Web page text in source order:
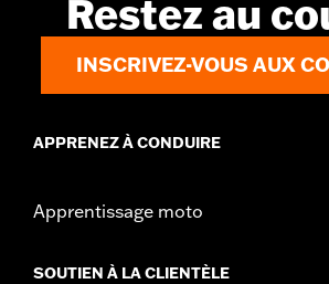
Restez au
INSCRIVEZ-VOUS AUX
APPRENEZ À CONDUIRE
Apprentissage moto
SOUTIEN À LA CLIENTÈLE